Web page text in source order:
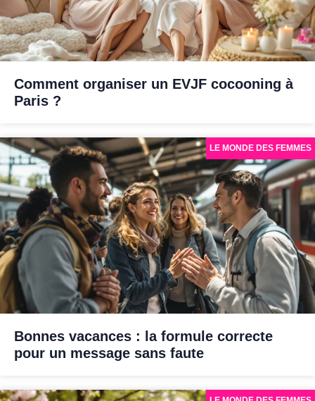
Comment organiser un EVJF cocooning à
Paris ?
Bonnes vacances : la formule correcte
pour un message sans faute
LE MONDE DES FEMMES